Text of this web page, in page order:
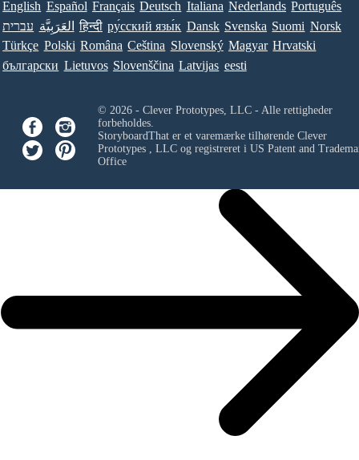
English Español Français Deutsch Italiana Nederlands Português
עברית العَرَبِيَّة हिन्दी ру́сский язы́к Dansk Svenska Suomi Norsk
Türkçe Polski Româna Ceština Slovenský Magyar Hrvatski
български Lietuvos Slovenščina Latvijas eesti
© 2026 - Clever Prototypes, LLC - Alle rettigheder
forbeholdes.
StoryboardThat er et varemærke tilhørende Clever
Prototypes , LLCog registreret i US Patent and
Office